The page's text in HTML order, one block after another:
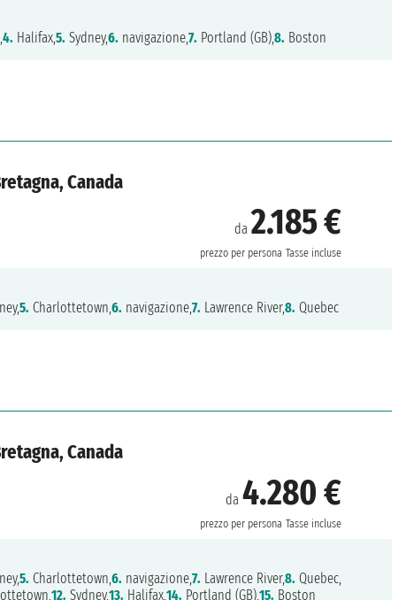
4. Halifax,5. Sydney,6. navigazione,7. Portland (GB),8. Boston
Canada
da2.185 €
prezzo per persona Tasse incluse
5. Charlottetown,6. navigazione,7. Lawrence River,8. Quebec
Canada
da4.280 €
prezzo per persona Tasse incluse
5. Charlottetown,6. navigazione,7. Lawrence River,8. Quebec,
12. Sydney,13. Halifax,14. Portland (GB),15. Boston